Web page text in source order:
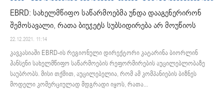
EBRD: სახელმწიფო საწარმოებმა უნდა დააგენერირონ
შემოსავალი, რათა ბიუჯეტს სუბსიდირება არ მოუწიოს
22.12.2021. 11:14
კავკასიაში EBRD-ის რეგიონული დირექტორი კატარინა ბიორლინ
ჰანსენი სახელმწიფო საწარმოების რეფორმირების აუცილებლობაზე
საუბრობს. მისი თქმით, აუცილებელია, რომ ამ კომპანიების ბიზნეს
მოდელი კომერციულად მდგრადი იყოს, რათა...